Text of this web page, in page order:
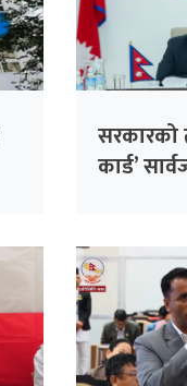
सरकारको
कार्ड’